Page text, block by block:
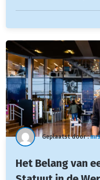
Geplaatst door :
Het Belang van